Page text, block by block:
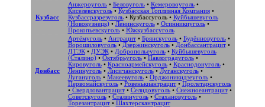
Кузбасс
Анжероуголь• Беловуголь• Кемеровоуголь•
Киселевскуголь• Кузбасская Топливная Компания•
Кузбассразрезуголь• Кузбассуголь• Куйбышевуголь
(Новокузнецк)• Ленинскуголь• Осинникиуголь•
Прокопьевскуголь• Южкузбассуголь
Донбасс
Артёмуголь• Антрацит• Брянскуголь• Будённовуголь•
Ворошиловуголь• Дзержинскуголь• Донбассантрацит•
ДТЭК• ДУЭК• Добропольеуголь• Куйбышевуголь
(Сталино)• Октябрьуголь• Павлоградуголь•
Кировуголь• Красноармейскуголь• Краснодонуголь•
Ленинуголь• Лисичанскуголь• Луганскуголь•
Лугануголь• Макеевуголь• Орджоникидзеуголь•
Первомайскуголь• Ровенькиантрацит• Пролетарскуголь
• Свердловантрацит• Селидовуголь• Снежноеантрацит•
Советскуголь• Сталинуголь• Стахановуголь•
Торезантрацит• Шахтерскантрацит